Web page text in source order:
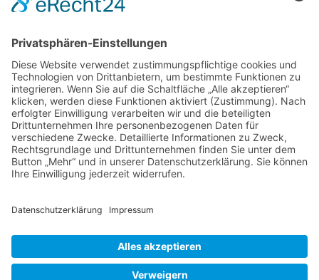
Geschenk des Ulmer Verlages, für meine
Website-Eröffnung am 30.08.2020 das
erfolgreiche Wabi…”
IN
DULCI
JUBILO
”
1
Jahr
Liebe Leser! Ihr könnt euch per E-Mail
informieren lassen, wenn neue Artikel auf
Wurzerlsgarten erscheinen.Folgt dafür einfach
diesem Link und gebt dort eure E-Mailadresse
23. August 2021